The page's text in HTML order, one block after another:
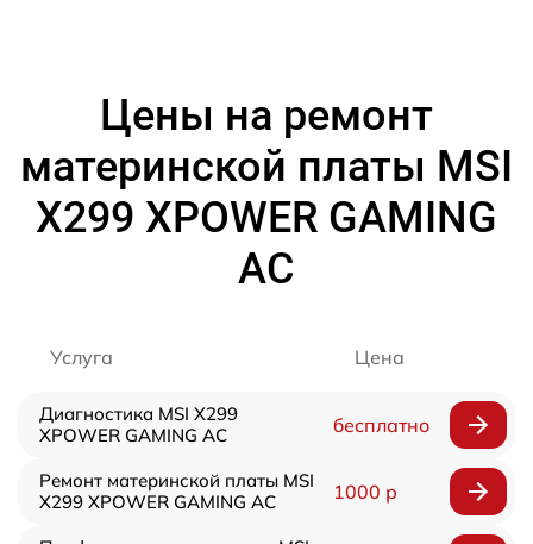
Цены на ремонт
материнской платы MSI
X299 XPOWER GAMING
AC
Услуга Цена
Диагностика MSI X299
XPOWER GAMING AC
бесплатно
Ремонт материнской платы MSI
X299 XPOWER GAMING AC
1000 р